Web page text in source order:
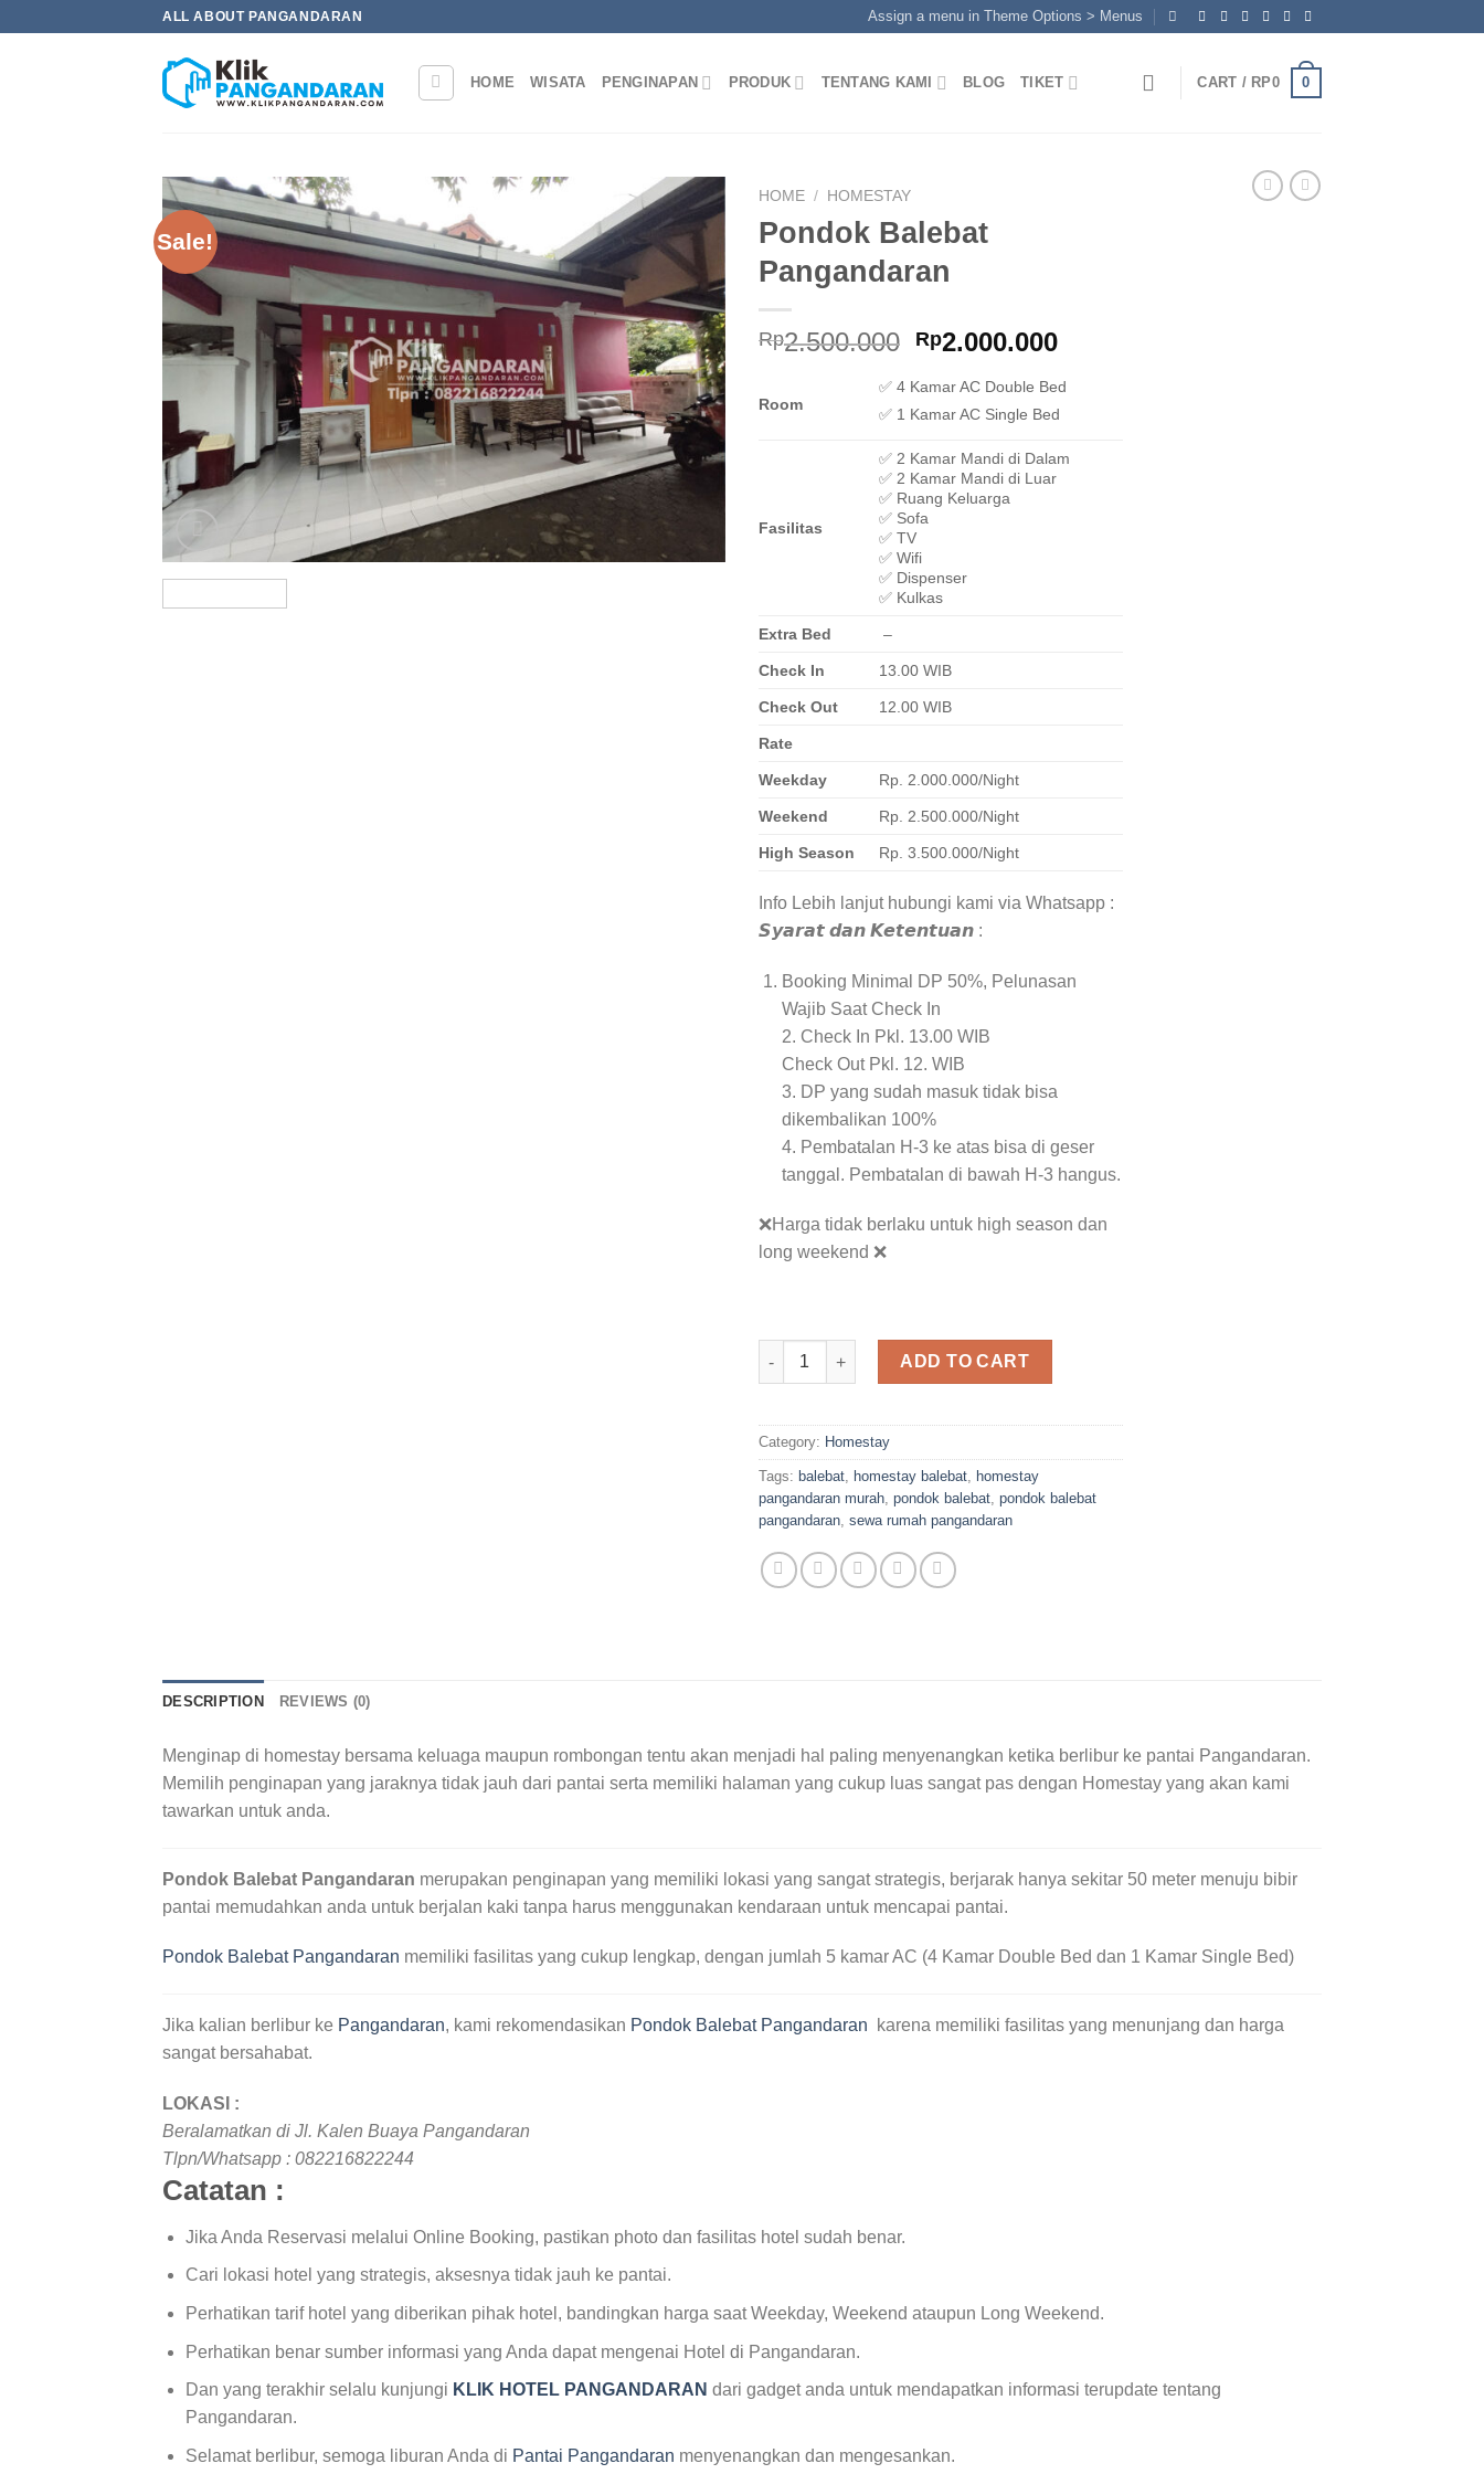
ALL ABOUT PANGANDARAN Assign a menu in Theme Options > Menus
HOME WISATA PENGINAPAN PRODUK TENTANG KAMI BLOG TIKET CART / RP0 0
Sale!
HOME / HOMESTAY
Pondok Balebat
Pangandaran
Rp2.500.000 Original
was:
Rp2.500.000.
Rp2.000.000Current
is:
Rp2.000.000.
Room
✅ 4 Kamar AC Double Bed
✅ 1 Kamar AC Single Bed
Fasilitas
✅ 2 Kamar Mandi di Dalam
✅ 2 Kamar Mandi di Luar
✅ Ruang Keluarga
✅ Sofa
✅ TV
✅ Wifi
✅ Dispenser
✅ Kulkas
Extra Bed –
Check In 13.00 WIB
Check Out 12.00 WIB
Rate
Weekday Rp. 2.000.000/Night
Weekend Rp. 2.500.000/Night
High Season Rp. 3.500.000/Night
Info Lebih lanjut hubungi kami via Whatsapp :
𝙎𝙮𝙖𝙧𝙖𝙩 𝙙𝙖𝙣 𝙆𝙚𝙩𝙚𝙣𝙩𝙪𝙖𝙣 :
Booking Minimal DP 50%, Pelunasan
Wajib Saat Check In
2. Check In Pkl. 13.00 WIB
Check Out Pkl. 12. WIB
3. DP yang sudah masuk tidak bisa
dikembalikan 100%
4. Pembatalan H-3 ke atas bisa di geser
tanggal. Pembatalan di bawah H-3 hangus.
❌Harga tidak berlaku untuk high season dan
long weekend ❌
Pondok Balebat Pangandaran quantity
ADD TO CART
Category: Homestay
Tags: balebat homestay balebat
homestay
pangandaran murah pondok balebat pondok balebat
pangandaran sewa rumah pangandaran
DESCRIPTION REVIEWS (0)
Menginap di homestay bersama keluaga maupun rombongan tentu akan menjadi hal paling menyenangkan ketika berlibur ke pantai Pangandaran.
Memilih penginapan yang jaraknya tidak jauh dari pantai serta memiliki halaman yang cukup luas sangat pas dengan Homestay yang akan kami
tawarkan untuk anda.
Pondok Balebat Pangandaran merupakan penginapan yang memiliki lokasi yang sangat strategis, berjarak hanya sekitar 50 meter menuju bibir
pantai memudahkan anda untuk berjalan kaki tanpa harus menggunakan kendaraan untuk mencapai pantai.
Pondok Balebat Pangandaran memiliki fasilitas yang cukup lengkap, dengan jumlah 5 kamar AC (4 Kamar Double Bed dan 1 Kamar Single Bed)
Jika kalian berlibur ke Pangandaran, kami rekomendasikan Pondok Balebat Pangandaran karena memiliki fasilitas yang menunjang dan harga
sangat bersahabat.
LOKASI :
Beralamatkan di Jl. Kalen Buaya Pangandaran
Tlpn/Whatsapp : 082216822244
Catatan :
Jika Anda Reservasi melalui Online Booking, pastikan photo dan fasilitas hotel sudah benar.
Cari lokasi hotel yang strategis, aksesnya tidak jauh ke pantai.
Perhatikan tarif hotel yang diberikan pihak hotel, bandingkan harga saat Weekday, Weekend ataupun Long Weekend.
Perhatikan benar sumber informasi yang Anda dapat mengenai Hotel di Pangandaran.
Dan yang terakhir selalu kunjungi KLIK HOTEL PANGANDARAN dari gadget anda untuk mendapatkan informasi terupdate tentang
Pangandaran.
Selamat berlibur, semoga liburan Anda di Pantai Pangandaran menyenangkan dan mengesankan.